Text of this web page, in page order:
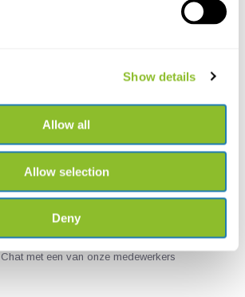
Show details
Allow all
Allow selection
Deny
Live chat
Chat met een van onze medewerkers